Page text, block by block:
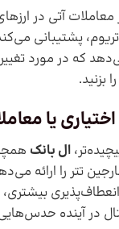
معاملات آتی در
پشتیبانی
که در مورد
ال بانک
تتر را ارائه
در آینده